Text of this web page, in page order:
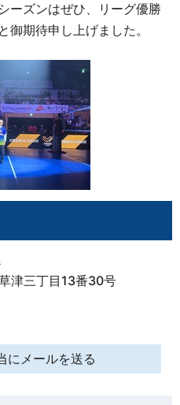
ーズンはぜひ、リーグ優勝
御期待申し上げました。
津三丁目13番30号
にメールを送る